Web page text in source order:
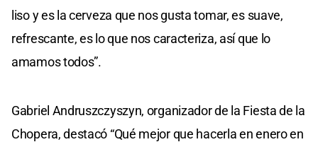
liso y es la cerveza que nos gusta tomar, es suave,
refrescante, es lo que nos caracteriza, así que lo
amamos todos”.
Gabriel Andruszczyszyn, organizador de la Fiesta de la
Chopera, destacó “Qué mejor que hacerla en enero en